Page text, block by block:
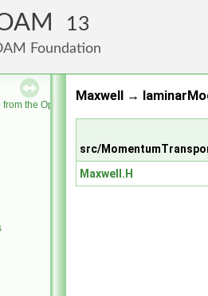
13
Foundation
the OpenFOAM Foundation
Maxwell →
src/
Maxwell.H